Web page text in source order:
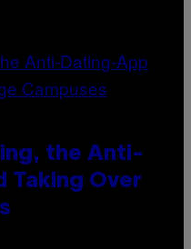
the Anti-
Taking Over